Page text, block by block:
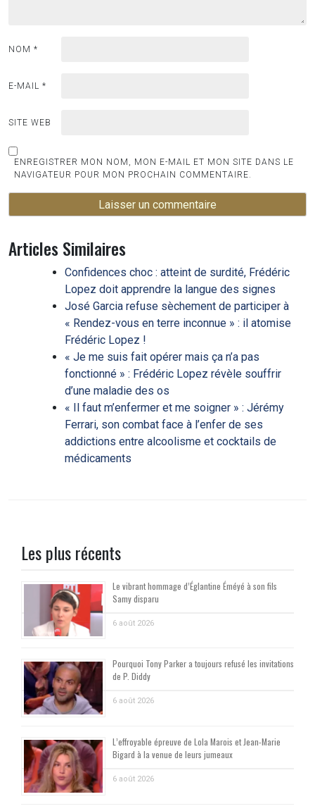
NOM *
E-MAIL *
SITE WEB
ENREGISTRER MON NOM, MON E-MAIL ET MON SITE DANS LE
NAVIGATEUR POUR MON PROCHAIN COMMENTAIRE.
Articles Similaires
Confidences choc : atteint de surdité, Frédéric
Lopez doit apprendre la langue des signes
José Garcia refuse sèchement de participer à
« Rendez-vous en terre inconnue » : il atomise
Frédéric Lopez !
« Je me suis fait opérer mais ça n’a pas
fonctionné » : Frédéric Lopez révèle souffrir
d’une maladie des os
« Il faut m’enfermer et me soigner » : Jérémy
Ferrari, son combat face à l’enfer de ses
addictions entre alcoolisme et cocktails de
médicaments
Les plus récents
Le vibrant hommage d’Églantine Éméyé à son fils
Samy disparu
6 août 2026
Pourquoi Tony Parker a toujours refusé les invitations
de P. Diddy
6 août 2026
L’effroyable épreuve de Lola Marois et Jean-Marie
Bigard à la venue de leurs jumeaux
6 août 2026